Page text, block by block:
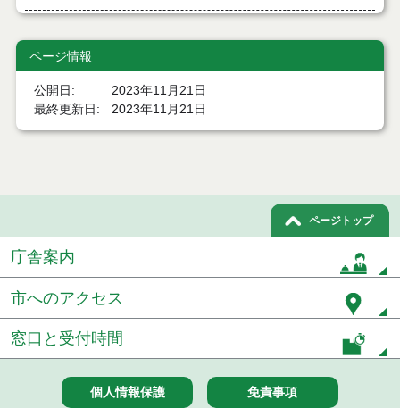
札結果（条件付一般競争入札）
令和８年７月２２日執行 委託・賃貸借等見積徴取
結果
７月２１日公告開始 建設工事（条件付一般競争入
札）（電子入札）
令和８年７月１７日執行 委託・賃貸借等入札結果
令和８年７月１7日執行 工事入札結果（条件付一般
結果
ページ情報
公開日
2023年11月21日
最終更新日
2023年11月21日
ページトップ
庁舎案内
市へのアクセス
窓口と受付時間
個人情報保護 免責事項